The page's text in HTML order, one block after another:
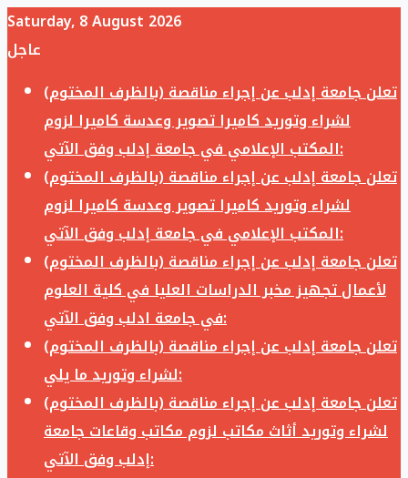
Saturday, 8 August 2026
عاجل
تعلن جامعة إدلب عن إجراء مناقصة (بالظرف المختوم)
لشراء وتوريد كاميرا تصوير وعدسة كاميرا لزوم
المكتب الإعلامي في جامعة إدلب وفق الآتي:
تعلن جامعة إدلب عن إجراء مناقصة (بالظرف المختوم)
لشراء وتوريد كاميرا تصوير وعدسة كاميرا لزوم
المكتب الإعلامي في جامعة إدلب وفق الآتي:
تعلن جامعة إدلب عن إجراء مناقصة (بالظرف المختوم)
لأعمال تجهيز مخبر الدراسات العليا في كلية العلوم
في جامعة ادلب وفق الآتي:
تعلن جامعة إدلب عن إجراء مناقصة (بالظرف المختوم)
لشراء وتوريد ما يلي:
تعلن جامعة إدلب عن إجراء مناقصة (بالظرف المختوم)
لشراء وتوريد أثاث مكاتب لزوم مكاتب وقاعات جامعة
إدلب وفق الآتي: